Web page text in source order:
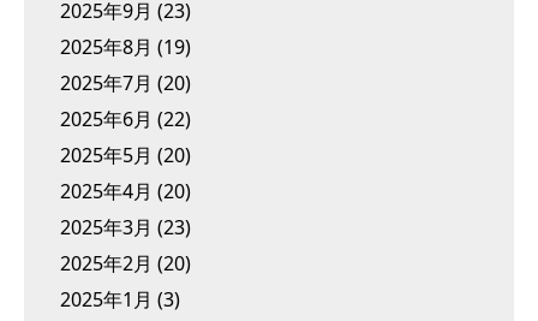
2025年9月 (23)
2025年8月 (19)
2025年7月 (20)
2025年6月 (22)
2025年5月 (20)
2025年4月 (20)
2025年3月 (23)
2025年2月 (20)
2025年1月 (3)